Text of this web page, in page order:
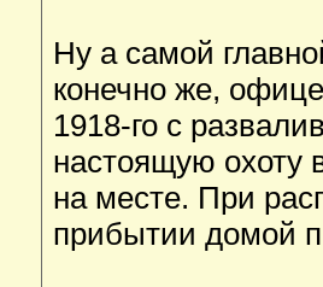
Ну а самой
конечно же,
1918-го с
настоящую охоту
на месте. При
прибытии домой